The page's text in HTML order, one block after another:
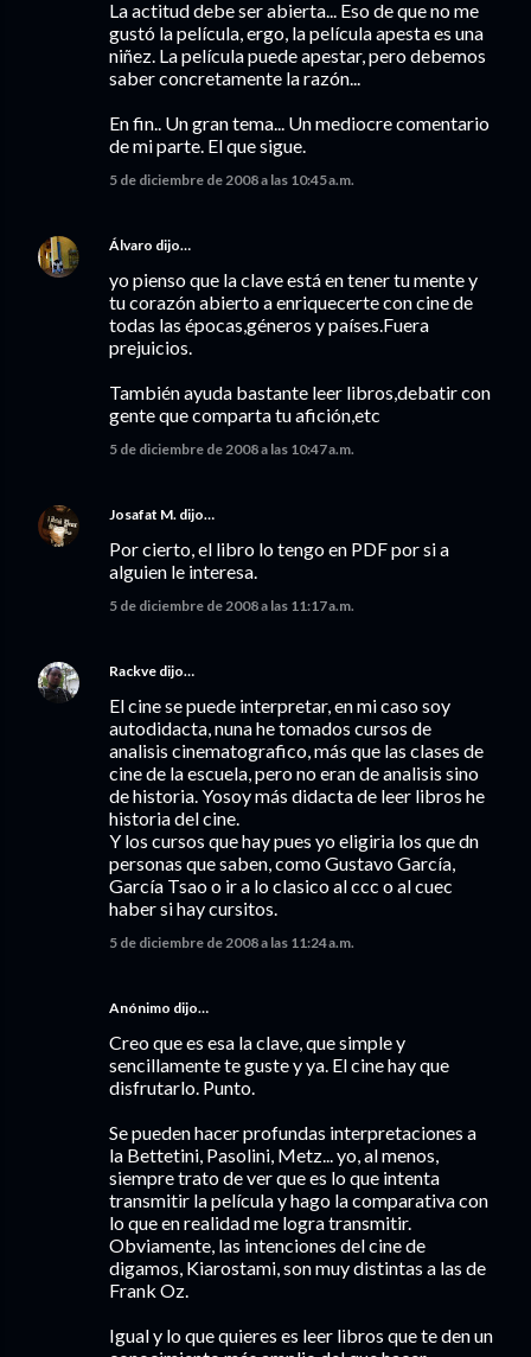
La actitud debe ser abierta... Eso de que no me
gustó la película, ergo, la película apesta es una
niñez. La película puede apestar, pero debemos
saber concretamente la razón...
En fin.. Un gran tema... Un mediocre comentario
de mi parte. El que sigue.
5 de diciembre de 2008 a las 10:45 a.m.
Álvaro dijo…
yo pienso que la clave está en tener tu mente y
tu corazón abierto a enriquecerte con cine de
todas las épocas,géneros y países.Fuera
prejuicios.
También ayuda bastante leer libros,debatir con
gente que comparta tu afición,etc
5 de diciembre de 2008 a las 10:47 a.m.
Josafat M. dijo…
Por cierto, el libro lo tengo en PDF por si a
alguien le interesa.
5 de diciembre de 2008 a las 11:17 a.m.
Rackve dijo…
El cine se puede interpretar, en mi caso soy
autodidacta, nuna he tomados cursos de
analisis cinematografico, más que las clases de
cine de la escuela, pero no eran de analisis sino
de historia. Yosoy más didacta de leer libros he
historia del cine.
Y los cursos que hay pues yo eligiria los que dn
personas que saben, como Gustavo García,
García Tsao o ir a lo clasico al ccc o al cuec
haber si hay cursitos.
5 de diciembre de 2008 a las 11:24 a.m.
Anónimo dijo…
Creo que es esa la clave, que simple y
sencillamente te guste y ya. El cine hay que
disfrutarlo. Punto.
Se pueden hacer profundas interpretaciones a
la Bettetini, Pasolini, Metz... yo, al menos,
siempre trato de ver que es lo que intenta
transmitir la película y hago la comparativa con
lo que en realidad me logra transmitir.
Obviamente, las intenciones del cine de
digamos, Kiarostami, son muy distintas a las de
Frank Oz.
Igual y lo que quieres es leer libros que te den un